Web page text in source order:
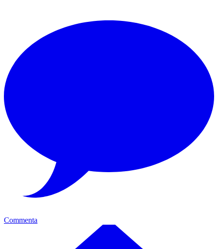
Commenta